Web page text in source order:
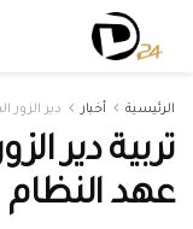
الرئيسية أخبار دير الزور
تربية دير
عهد النظام